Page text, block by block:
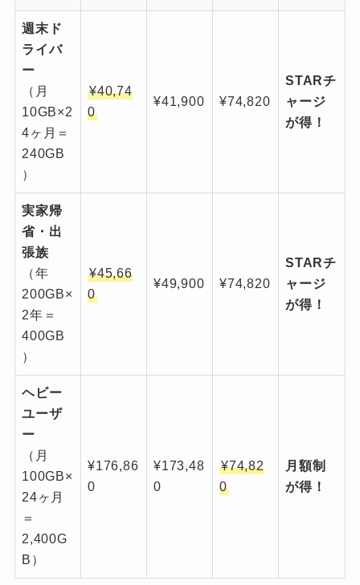
週末ド
ライバ
ー
（月
10GB×2
4ヶ月＝
240GB
）
¥40,74
0
¥41,900 ¥74,820
STARチ
ャージ
が得！
実家帰
省・出
張族
（年
200GB×
2年＝
400GB
）
¥45,66
0
¥49,900 ¥74,820
STARチ
ャージ
が得！
ヘビー
ユーザ
ー
（月
100GB×
24ヶ月
＝
2,400G
B）
¥176,86
0
¥173,48
0
¥74,82
0
月額制
が得！